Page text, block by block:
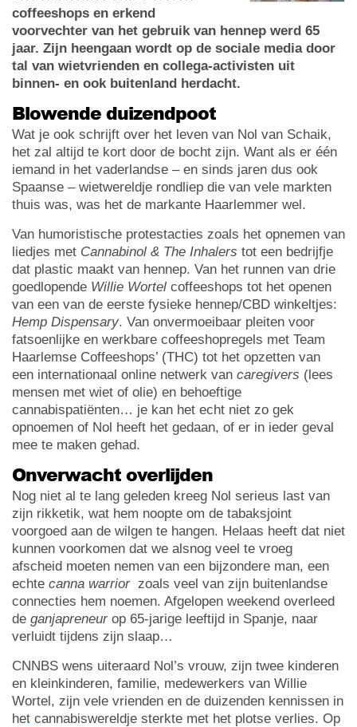
coffeeshops en erkend
voorvechter van het gebruik van hennep werd 65
jaar. Zijn heengaan wordt op de sociale media door
tal van wietvrienden en collega-activisten uit
binnen- en ook buitenland herdacht.
Blowende duizendpoot
Wat je ook schrijft over het leven van Nol van Schaik,
het zal altijd te kort door de bocht zijn. Want als er één
iemand in het vaderlandse – en sinds jaren dus ook
Spaanse – wietwereldje rondliep die van vele markten
thuis was, was het de markante Haarlemmer wel.
Van humoristische protestacties zoals het opnemen van
liedjes met Cannabinol & The Inhalers tot een bedrijfje
dat plastic maakt van hennep. Van het runnen van drie
goedlopende Willie Wortel coffeeshops tot het openen
van een van de eerste fysieke hennep/CBD winkeltjes:
Hemp Dispensary. Van onvermoeibaar pleiten voor
fatsoenlijke en werkbare coffeeshopregels met Team
Haarlemse Coffeeshops’ (THC) tot het opzetten van
een internationaal online netwerk van caregivers (lees
mensen met wiet of olie) en behoeftige
cannabispatiënten… je kan het echt niet zo gek
opnoemen of Nol heeft het gedaan, of er in ieder geval
mee te maken gehad.
Onverwacht overlijden
Nog niet al te lang geleden kreeg Nol serieus last van
zijn rikketik, wat hem noopte om de tabaksjoint
voorgoed aan de wilgen te hangen. Helaas heeft dat niet
kunnen voorkomen dat we alsnog veel te vroeg
afscheid moeten nemen van een bijzondere man, een
echte canna warrior zoals veel van zijn buitenlandse
connecties hem noemen. Afgelopen weekend overleed
de ganjapreneur op 65-jarige leeftijd in Spanje, naar
verluidt tijdens zijn slaap…
CNNBS wens uiteraard Nol’s vrouw, zijn twee kinderen
en kleinkinderen, familie, medewerkers van Willie
Wortel, zijn vele vrienden en de duizenden kennissen in
het cannabiswereldje sterkte met het plotse verlies. Op